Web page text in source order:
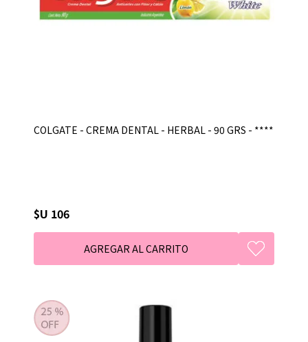
COLGATE - CREMA DENTAL - HERBAL - 90 GRS - ****
$U 106